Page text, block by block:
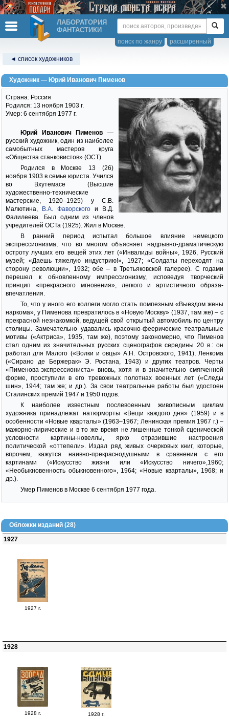
ЛАБОРАТОРИЯ
ФАНТАСТИКИ
расширенный
поиск по жанру
◄ список художников
Художник — Юрий Иванович Пименов
Страна: Россия
Родился: 13 ноября 1903 г.
Умер: 6 сентября 1977 г.
Юрий Иванович Пименов —
русский художник, один из наиболее
самобытных мастеров круга
«Общества станковистов» (ОСТ).
Родился в Москве 13 (26)
ноября 1903 в семье юриста. Учился
во Вхутемасе (Высшие
художественно-технические
мастерские, 1920–1925) у С.В.
Малютина,
В.А. Фаворского и В.Д.
Фалилеева. Был одним из членов
учредителей ОСТа (1925). Жил в Москве.
В ранний период испытал большое влияние немецкого
экспрессионизма, что во многом объясняет надрывно-драматическую
остроту лучших его вещей этих лет («Инвалиды войны», 1926, Русский
музей; «Даешь тяжелую индустрию!», 1927; «Солдаты переходят на
сторону революции», 1932; обе – в Третьяковской галерее). С годами
перешел к обновленному импрессионизму, исповедуя творческий
принцип «прекрасного мгновения», легкого и артистичного образа-
впечатления.
То, что у иного его коллеги могло стать помпезным «Выездом жены
наркома», у Пименова превратилось в «Новую Москву» (1937, там же) – с
прекрасной незнакомкой, ведущей свой открытый автомобиль по центру
столицы. Замечательно удавались красочно-феерические театральные
мотивы («Актриса», 1935, там же), поэтому закономерно, что Пименов
стал одним из значительных русских сценографов середины 20 в.: он
работал для Малого («Волки и овцы» А.Н. Островского, 1941), Ленкома
(«Сирано де Бержерак» Э. Ростана, 1943) и других театров. Черты
«Пименова-экспрессиониста» вновь, хотя и в значительно смягченной
форме, проступили в его тревожных полотнах военных лет («Следы
шин», 1944; там же; и др.). За свои театральные работы был удостоен
Сталинских премий 1947 и 1950 годов.
К наиболее известным послевоенным живописным циклам
художника принадлежат натюрморты «Вещи каждого дня» (1959) и в
особенности «Новые кварталы» (1963–1967; Ленинская премия 1967 г.) –
мажорно-лирические и в то же время не лишенные тонкой сценической
условности картины-новеллы, ярко отразившие настроения
политической «оттепели». Издал ряд живых очерковых книг, которые,
впрочем, кажутся наивно-прекраснодушными в сравнении с его
картинами («Искусство жизни или «Искусство ничего»,1960;
«Необыкновенность обыкновенного», 1964; «Новые кварталы», 1968; и
др.).
Умер Пименов в Москве 6 сентября 1977 года.
Обложки изданий (28)
1927
1927 г.
1928
1928 г. 1928 г.